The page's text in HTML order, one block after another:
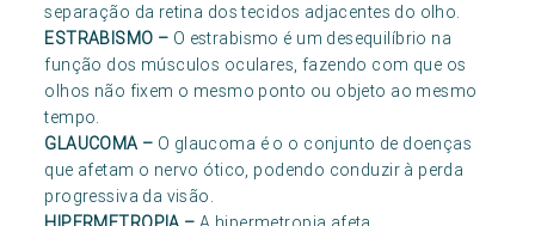
separação da retina dos tecidos adjacentes do olho.
ESTRABISMO – O estrabismo é um desequilíbrio na
função dos músculos oculares, fazendo com que os
olhos não fixem o mesmo ponto ou objeto ao mesmo
tempo.
GLAUCOMA – O glaucoma é o o conjunto de doenças
que afetam o nervo ótico, podendo conduzir à perda
progressiva da visão.